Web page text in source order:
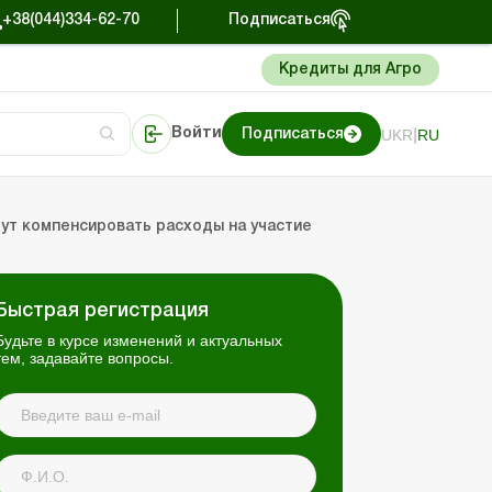
+38(044)334-62-70 Подписаться
Кредиты для Агро
Войти Подписаться UKR RU
компенсировать расходы на участие
регистрация
в курсе изменений и актуальных
задавайте вопросы.